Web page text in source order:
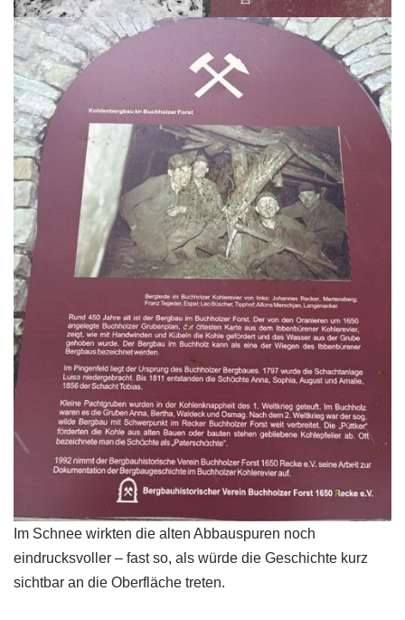
Im Schnee wirkten die alten Abbauspuren noch
eindrucksvoller – fast so, als würde die Geschichte kurz
sichtbar an die Oberfläche treten.